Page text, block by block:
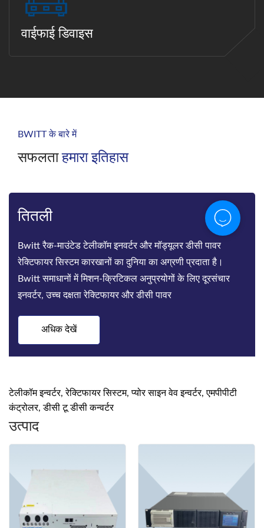
वाईफाई डिवाइस
BWITT के बारे में
सफलताहमारा इतिहास
तितली
Bwitt रैक-माउंटेड टेलीकॉम इनवर्टर और मॉड्यूलर डीसी पावर
रेक्टिफायर सिस्टम कारखानों का दुनिया का अग्रणी प्रदाता है।
Bwitt समाधानों में मिशन-क्रिटिकल अनुप्रयोगों के लिए दूरसंचार
इनवर्टर, उच्च दक्षता रेक्टिफायर और डीसी पावर
अधिक देखें
टेलीकॉम इन्वर्टर, रेक्टिफायर सिस्टम, प्योर साइन वेव इन्वर्टर, एमपीपीटी
कंट्रोलर, डीसी टू डीसी कन्वर्टर
उत्पाद